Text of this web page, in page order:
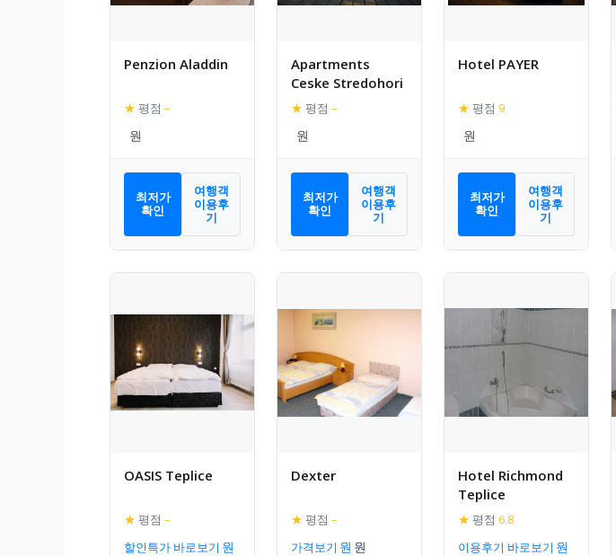
Penzion Aladdin
★ 평점 –
최저가
확인
여행객
이용후
기
Apartments
Ceske Stredohori
★ 평점 –
최저가
확인
여행객
이용후
기
Hotel PAYER
★ 평점 9
최저가
확인
여행객
이용후
기
OASIS Teplice
★ 평점 –
할인특가 바로보기
Dexter
★ 평점 –
가격보기
Hotel Richmond
Teplice
★ 평점 6.8
이용후기 바로보기